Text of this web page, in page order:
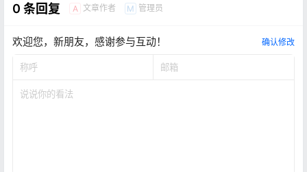
0 条回复 A 文章作者 M 管理员
欢迎您，新朋友，感谢参与互动！ 确认修改